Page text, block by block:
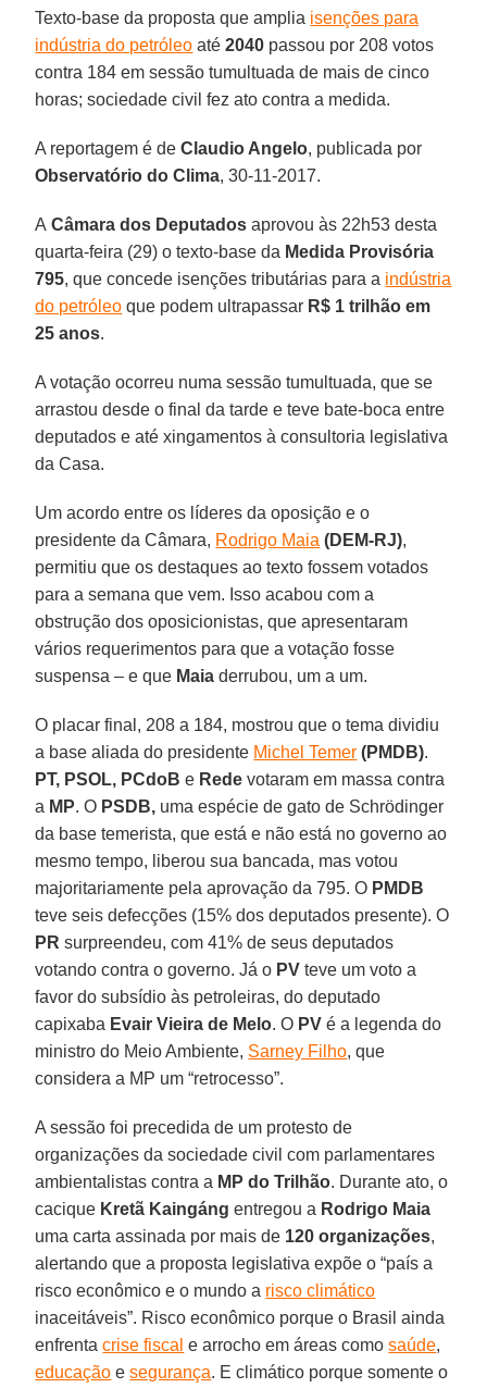
Texto-base da proposta que amplia isenções para
indústria do petróleo até2040 passou por 208 votos
contra 184 em sessão tumultuada de mais de cinco
horas; sociedade civil fez ato contra a medida.
A reportagem é deClaudio Angelo, publicada por
Observatório do Clima, 30-11-2017.
A Câmara dos Deputados aprovou às 22h53 desta
quarta-feira (29) o texto-base da Medida Provisória
795, que concede isenções tributárias para a indústria
do petróleo que podem ultrapassar R$ 1 trilhão em
25 anos.
A votação ocorreu numa sessão tumultuada, que se
arrastou desde o final da tarde e teve bate-boca entre
deputados e até xingamentos à consultoria legislativa
da Casa.
Um acordo entre os líderes da oposição e o
presidente da Câmara, Rodrigo Maia (DEM-RJ),
permitiu que os destaques ao texto fossem votados
para a semana que vem. Isso acabou com a
obstrução dos oposicionistas, que apresentaram
vários requerimentos para que a votação fosse
suspensa – e que Maia derrubou, um a um.
O placar final, 208 a 184, mostrou que o tema dividiu
a base aliada do presidente Michel Temer (PMDB).
PT, PSOL, PCdoB e Rede votaram em massa contra
a MP. O PSDB, uma espécie de gato de Schrödinger
da base temerista, que está e não está no governo ao
mesmo tempo, liberou sua bancada, mas votou
majoritariamente pela aprovação da 795. O PMDB
teve seis defecções (15% dos deputados presente). O
PR surpreendeu, com 41% de seus deputados
votando contra o governo. Já o PV teve um voto a
favor do subsídio às petroleiras, do deputado
capixaba Evair Vieira de Melo. O PV é a legenda do
ministro do Meio Ambiente, Sarney Filho, que
considera a MP um “retrocesso”.
A sessão foi precedida de um protesto de
organizações da sociedade civil com parlamentares
ambientalistas contra a MP do Trilhão. Durante ato, o
cacique Kretã Kaingáng entregou a Rodrigo Maia
uma carta assinada por mais de 120 organizações,
alertando que a proposta legislativa expõe o “país a
risco econômico e o mundo a risco climático
inaceitáveis”. Risco econômico porque o Brasil ainda
enfrentacrise fiscal e arrocho em áreas comosaúde,
educação esegurança. E climático porque somente o